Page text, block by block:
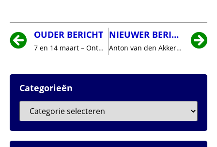
OUDER BERICHT
7 en 14 maart – Ontmoet ons op markt en winkelcentra
NIEUWER BERICHT
Anton van den Akker en Harry Crielaars namen afscheid van de raad
Categorieën